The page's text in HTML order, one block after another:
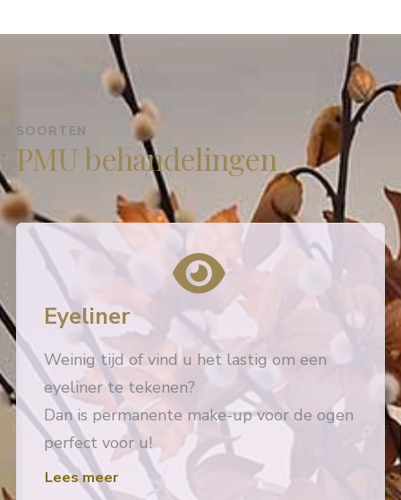
SOORTEN
PMU behandelingen
Eyeliner
Weinig tijd of vind u het lastig om een
eyeliner te tekenen?
Dan is permanente make-up voor de ogen
perfect voor u!
Lees meer